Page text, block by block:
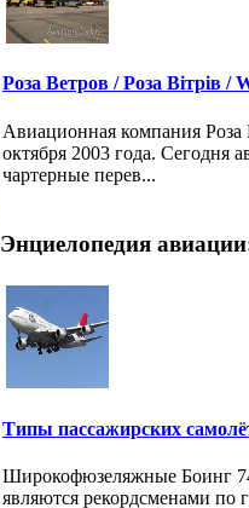
Роза Ветров / Роза Вітрів /
Авиационная компания Роза
октября 2003 года. Сегодня
чартерные перев...
Энциелопедия
Типы пассажирских
Широкофюзеляжные Боинг
являются рекордсменами по